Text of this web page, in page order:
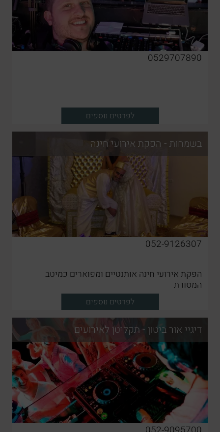
0529707890
לפרטים נוספים
בשמחות - הפקת אירועי חינה
052-9126307
הפקת אירועי חינה אותנטיים ומפוארים כמיטב
המסורת
לפרטים נוספים
דיגיי אור ביטון - תקליטן לאירועים